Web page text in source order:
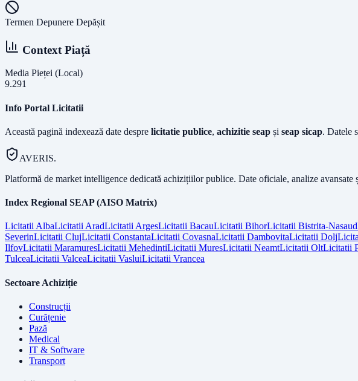
Termen Depunere Depășit
Context Piață
Media Pieței (Local)
9.291
Info Portal Licitatii
Această pagină indexează date despre licitatie publice, achizitie seap și seap sicap. Datele
AVERIS.
Platformă de market intelligence dedicată achizițiilor publice. Date oficiale, analize
Index Regional SEAP (AISO Matrix)
LicitatiiAlbaLicitatiiAradLicitatiiArgesLicitatii BacauLicitatii BihorLicitatii Bistrita-Nasaud
SeverinLicitatii ClujLicitatii ConstantaLicitatii CovasnaLicitatii DambovitaLicitatii Dolj
IlfovLicitatii MaramuresLicitatii MehedintiLicitatii MuresLicitatii NeamtLicitatii OltLicitatii
TulceaLicitatii ValceaLicitatii VasluiLicitatii Vrancea
Sectoare Achiziție
Construcții
Curățenie
Pază
Medical
IT & Software
Transport